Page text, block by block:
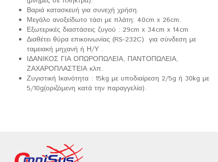
Βαριά κατασκευή για συνεχή χρήση.
Μεγάλο ανοξείδωτο τάσι με πλάτη: 40cm x 26cm.
Εξωτερικές διαστάσεις ζυγού : 29cm x 34cm x 14cm
Διαθέτει θύρα επικοινωνίας (RS-232C) για σύνδεση με
ταμειακή μηχανή ή Η/Υ .
ΙΔΑΝΙΚΟΣ ΓΙΑ ΟΠΩΡΟΠΩΛΕΙΑ, ΠΑΝΤΟΠΩΛΕΙΑ,
ΖΑΧΑΡΟΠΛΑΣΤΕΙΑ κλπ.
Ζυγιστική Ικανότητα : 15kg με υποδιαίρεση 2/5g ή 30kg με
5/10g(οριζόμενη κατά την παραγγελία).